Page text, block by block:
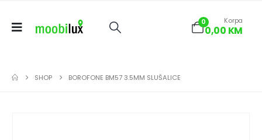
0 Korpa
0,00 KM
SHOP BOROFONE BM57 3.5MM SLUŠALICE